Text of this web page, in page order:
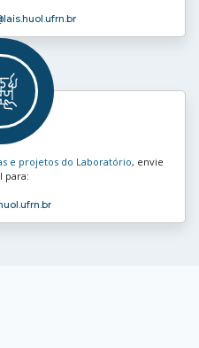
e projetos do Laboratório, envie
para: